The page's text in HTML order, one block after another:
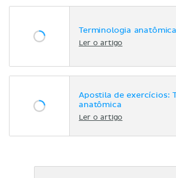
Terminologia anatômica
Ler o artigo
Apostila de exercícios:
anatômica
Ler o artigo